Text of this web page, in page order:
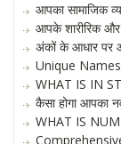
आपका सामाजिक
आपके शारीरिक और
अंकों के आधार पर
Unique
WHAT IS IN
कैसा होगा आपका
WHAT IS